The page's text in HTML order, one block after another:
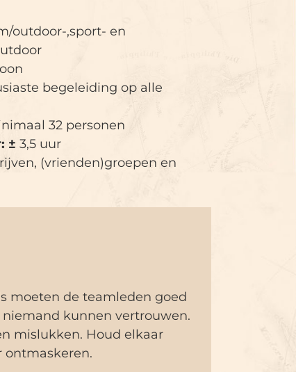
outdoor-,sport- en
begeleiding op alle
32 personen
± 3,5 uur
(vrienden)groepen en
moeten de teamleden goed
kunnen vertrouwen.
mislukken. Houd elkaar
ontmaskeren.